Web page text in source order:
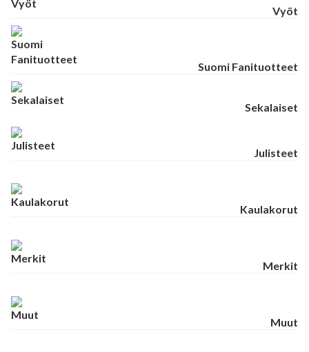
Vyöt
Suomi Fanituotteet
Sekalaiset
Julisteet
Kaulakorut
Merkit
Muut